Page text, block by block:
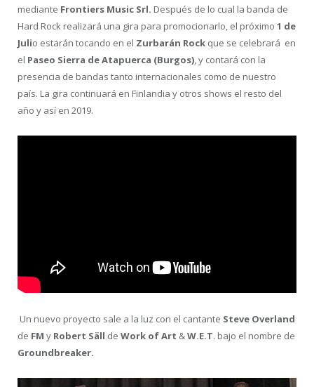
mediante Frontiers Music Srl. Después de lo cual la banda de
Hard Rock realizará una gira para promocionarlo, el próximo 1 de
Julio estarán tocando en el Zurbarán Rock que se celebrará en
el Paseo Sierra deAtapuerca (Burgos), y contará con la
presencia de bandas tanto internacionales como de nuestro
país. La gira continuará en Finlandia y otros shows el resto del
año y así en 2019.
Un nuevo proyecto sale a la luz con el cantante Steve Overland
de FM y Robert Säll de Work of Art &W.E.T. bajo el nombre de
Groundbreaker.